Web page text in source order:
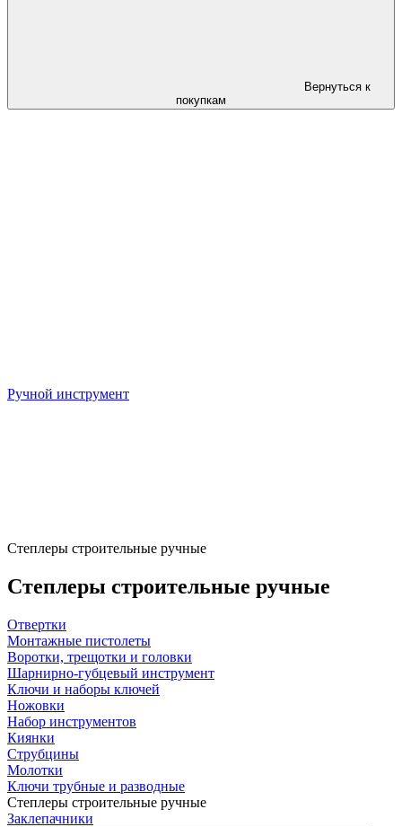
Вернуться к
покупкам
Ручной инструмент
Степлеры строительные ручные
Степлеры строительные ручные
Отвертки
Монтажные пистолеты
Воротки, трещотки и головки
Шарнирно-губцевый инструмент
Ключи и наборы ключей
Ножовки
Набор инструментов
Киянки
Струбцины
Молотки
Ключи трубные и разводные
Степлеры строительные ручные
Заклепачники